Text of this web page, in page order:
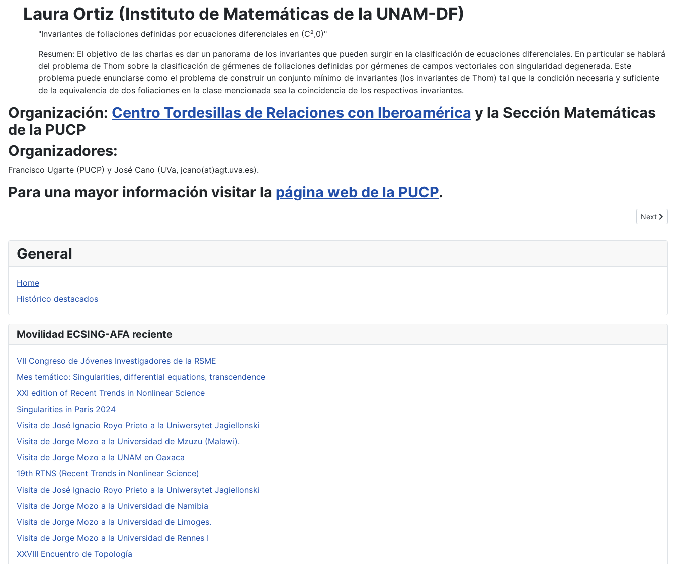
General
Home
Histórico destacados
Movilidad ECSING-AFA reciente
VII Congreso de Jóvenes Investigadores de la RSME
Mes temático: Singularities, differential equations, transcendence
XXI edition of Recent Trends in Nonlinear Science
Singularities in Paris 2024
Visita de José Ignacio Royo Prieto a la Uniwersytet Jagiellonski
Visita de Jorge Mozo a la Universidad de Mzuzu (Malawi).
Visita de Jorge Mozo a la UNAM en Oaxaca
19th RTNS (Recent Trends in Nonlinear Science)
Visita de José Ignacio Royo Prieto a la Uniwersytet Jagiellonski
Visita de Jorge Mozo a la Universidad de Namibia
Visita de Jorge Mozo a la Universidad de Limoges.
Visita de Jorge Mozo a la Universidad de Rennes I
XXVIII Encuentro de Topología
Laura Ortiz (Instituto de Matemáticas de la UNAM-DF)
"Invariantes de foliaciones definidas por ecuaciones diferenciales en (C²,0)"
Resumen: El objetivo de las charlas es dar un panorama de los invariantes que pueden surgir en la clasificación de ecuaciones diferenciales. En particular se hablará
del problema de Thom sobre la clasificación de gérmenes de foliaciones definidas por gérmenes de campos vectoriales con singularidad degenerada. Este
problema puede enunciarse como el problema de construir un conjunto mínimo de invariantes (los invariantes de Thom) tal que la condición necesaria y suficiente
de la equivalencia de dos foliaciones en la clase mencionada sea la coincidencia de los respectivos invariantes.
Organización: Centro Tordesillas de Relaciones con Iberoamérica y la Sección Matemáticas
de la PUCP
Organizadores:
Francisco Ugarte (PUCP) y José Cano (UVa, jcano(at)agt.uva.es).
Para una mayor información visitar la página web de la PUCP.
Next
Next